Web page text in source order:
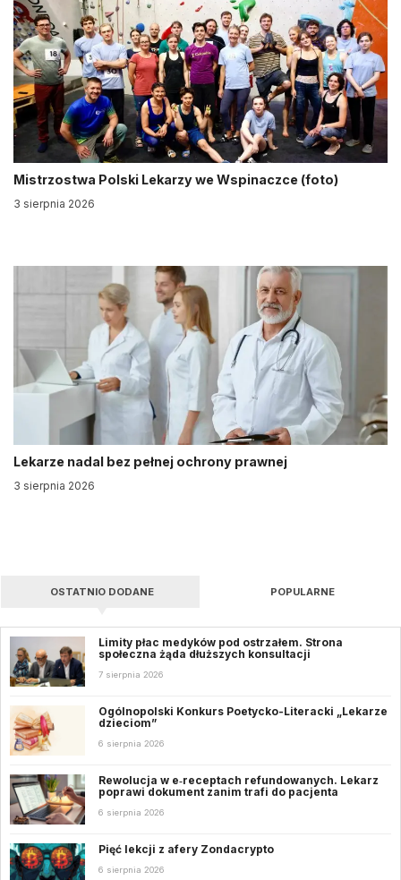
Mistrzostwa Polski Lekarzy we Wspinaczce (foto)
3 sierpnia 2026
Lekarze nadal bez pełnej ochrony prawnej
3 sierpnia 2026
OSTATNIO DODANE POPULARNE
Limity płac medyków pod ostrzałem. Strona
społeczna żąda dłuższych konsultacji
7 sierpnia 2026
Ogólnopolski Konkurs Poetycko-Literacki „Lekarze
dzieciom”
6 sierpnia 2026
Rewolucja w e‑receptach refundowanych. Lekarz
poprawi dokument zanim trafi do pacjenta
6 sierpnia 2026
Pięć lekcji z afery Zondacrypto
6 sierpnia 2026